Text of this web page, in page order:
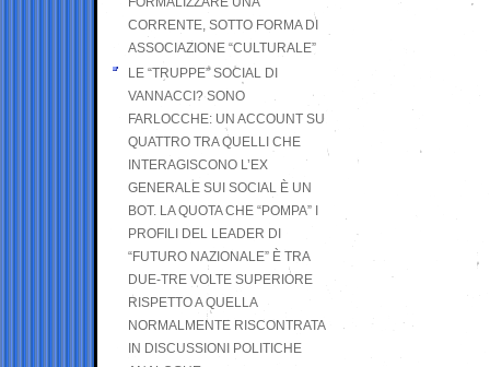
CORRENTE, SOTTO FORMA DI
ASSOCIAZIONE “CULTURALE”
LE “TRUPPE” SOCIAL DI
VANNACCI? SONO
FARLOCCHE: UN ACCOUNT SU
QUATTRO TRA QUELLI CHE
INTERAGISCONO L’EX
GENERALE SUI SOCIAL È UN
BOT. LA QUOTA CHE “POMPA” I
PROFILI DEL LEADER DI
“FUTURO NAZIONALE” È TRA
DUE-TRE VOLTE SUPERIORE
RISPETTO A QUELLA
NORMALMENTE RISCONTRATA
IN DISCUSSIONI POLITICHE